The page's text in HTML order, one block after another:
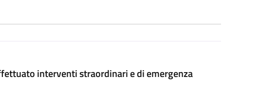
interventi straordinari e di emergenza